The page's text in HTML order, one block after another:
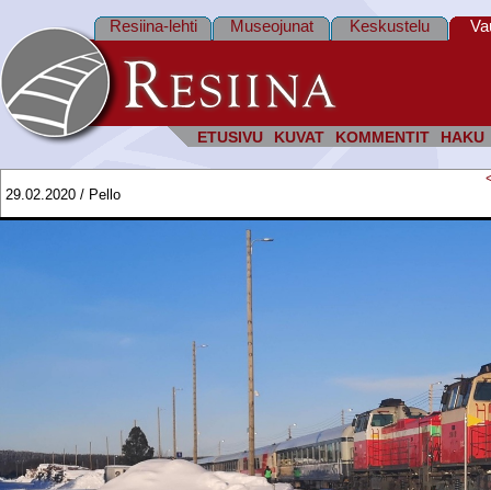
ETUSIVU KUVAT KOMMENTIT HAKU
Resiina-lehti Museojunat Keskustelu
29.02.2020 / Pello